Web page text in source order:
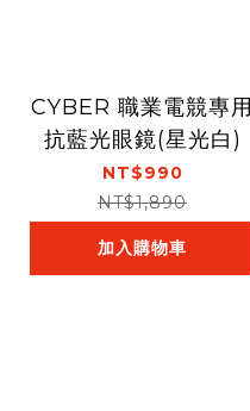
CYBER 職業電競專用
抗藍光眼鏡(星光白)
NT$990
NT$1,890
加入購物車